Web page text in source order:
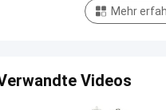
Mehr
Videos